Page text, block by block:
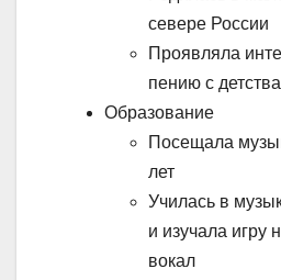
севере России
Проявляла
пению с детства
Образование
Посещала
лет
Училась в
и изучала игру
вокал